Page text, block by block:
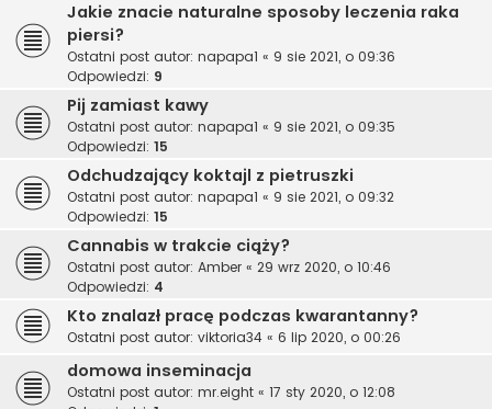
Jakie znacie naturalne sposoby leczenia raka
piersi?
Ostatni post autor: napapa1 « 9 sie 2021, o 09:36
Odpowiedzi: 9
Pij zamiast kawy
Ostatni post autor: napapa1 « 9 sie 2021, o 09:35
Odpowiedzi: 15
Odchudzający koktajl z pietruszki
Ostatni post autor: napapa1 « 9 sie 2021, o 09:32
Odpowiedzi: 15
Cannabis w trakcie ciąży?
Ostatni post autor: Amber « 29 wrz 2020, o 10:46
Odpowiedzi: 4
Kto znalazł pracę podczas kwarantanny?
Ostatni post autor: viktoria34 « 6 lip 2020, o 00:26
domowa inseminacja
Ostatni post autor: mr.eight « 17 sty 2020, o 12:08